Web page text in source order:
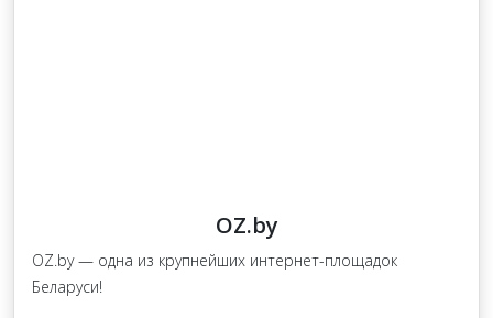
OZ.by
OZ.by — одна из крупнейших интернет-площадок
Беларуси!